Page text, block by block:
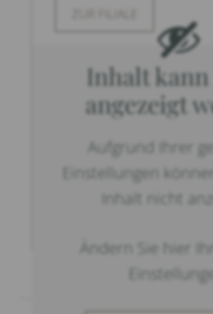
Inhalt
angezeigt
Aufgrund Ihrer
Einstellungen
Inhalt nicht
Ändern Sie hier